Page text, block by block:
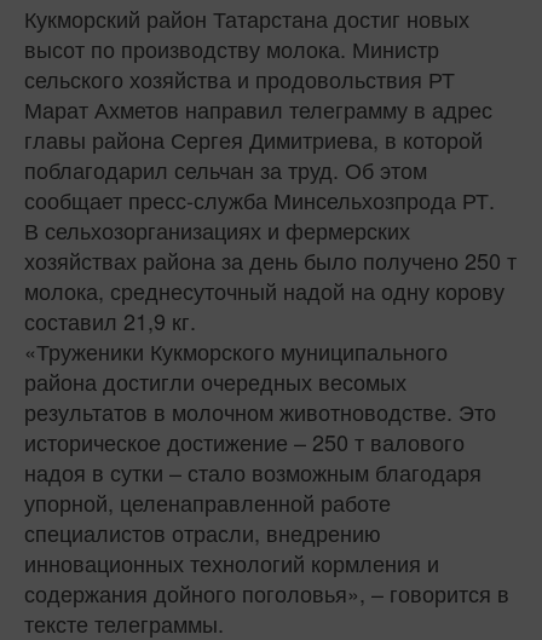
Кукморский район Татарстана достиг новых
высот по производству молока. Министр
сельского хозяйства и продовольствия РТ
Марат Ахметов направил телеграмму в адрес
главы района Сергея Димитриева, в которой
поблагодарил сельчан за труд. Об этом
сообщает пресс-служба Минсельхозпрода РТ.
В сельхозорганизациях и фермерских
хозяйствах района за день было получено 250 т
молока, среднесуточный надой на одну корову
составил 21,9 кг.
«Труженики Кукморского муниципального
района достигли очередных весомых
результатов в молочном животноводстве. Это
историческое достижение – 250 т валового
надоя в сутки – стало возможным благодаря
упорной, целенаправленной работе
специалистов отрасли, внедрению
инновационных технологий кормления и
содержания дойного поголовья», – говорится в
тексте телеграммы.